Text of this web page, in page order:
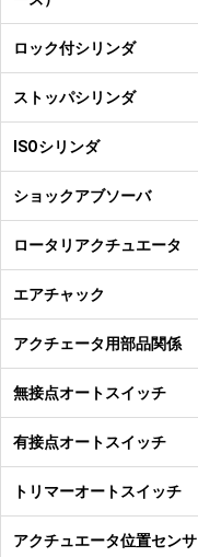
ロック付シリンダ
ストッパシリンダ
ISOシリンダ
ショックアブソーバ
ロータリアクチュエータ
エアチャック
アクチェータ用部品関係
無接点オートスイッチ
有接点オートスイッチ
トリマーオートスイッチ
アクチュエータ位置センサ